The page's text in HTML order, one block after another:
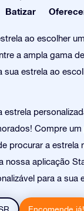
Batizar
ao escolher
a ampla gama
sua estrela ao
estrela
Compre
procurar a estrela
nossa aplicação
para a sua